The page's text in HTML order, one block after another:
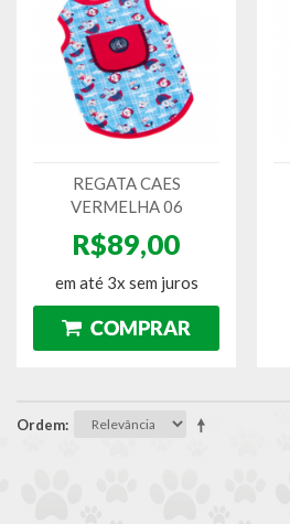
REGATA CAES
VERMELHA 06
R$89,00
em até 3x sem juros
Ordem